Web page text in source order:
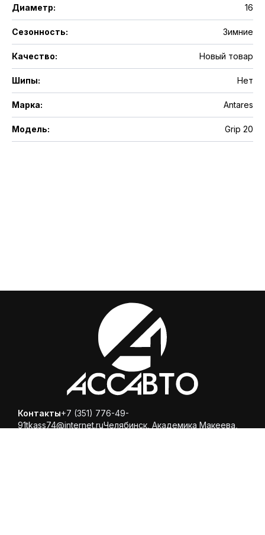
Диаметр: 16
Сезонность: Зимние
Качество: Новый товар
Шипы: Нет
Марка: Antares
Модель: Grip 20
Контакты+7 (351) 776-49-
91tkass74@internet.ruЧелябинск, ​Академика Макеева,